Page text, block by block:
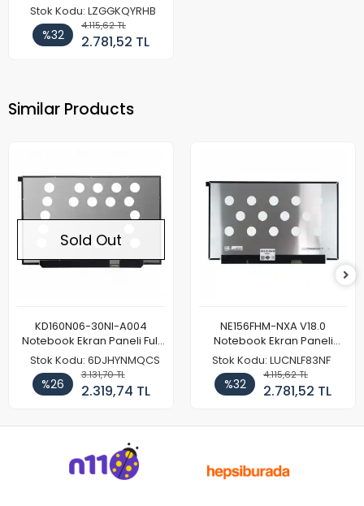
Stok Kodu: LZGGKQYRHB
%32
4.115,62 TL
2.781,52 TL
Similar Products
Sold Out
KD160N06-30NI-A004
Notebook Ekran Paneli Full
HD
Stok Kodu: 6DJHYNMQCS
%26
3.131,70 TL
2.319,74 TL
NE156FHM-NXA V18.0
Notebook Ekran Paneli
144Hz
Stok Kodu: LUCNLF83NF
%32
4.115,62 TL
2.781,52 TL